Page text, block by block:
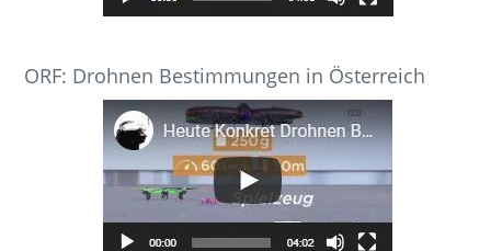
ORF: Drohnen Bestimmungen in Österreich